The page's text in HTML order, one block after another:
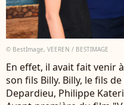
© BestImage, VEEREN / BESTIMAGE
En effet, il avait fait venir
son fils Billy. Billy, le fils
Depardieu, Philippe